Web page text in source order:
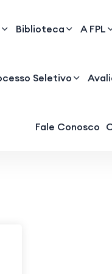
Biblioteca A FPL
Seletivo
Fale Conosco